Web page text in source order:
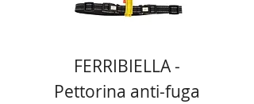
FERRIBIELLA -
Pettorina anti-fuga